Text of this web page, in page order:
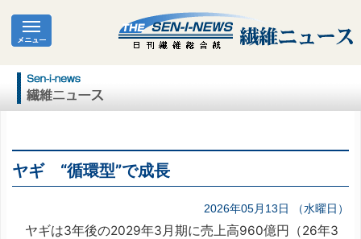
ヤギ “循環型”で成長
2026年05月13日 （水曜日）
ヤギは3年後の2029年3月期に売上高960億円（26年3